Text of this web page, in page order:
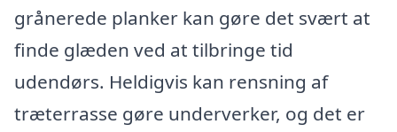
grånerede planker kan gøre det svært at
finde glæden ved at tilbringe tid
udendørs. Heldigvis kan rensning af
træterrasse gøre underverker, og det er